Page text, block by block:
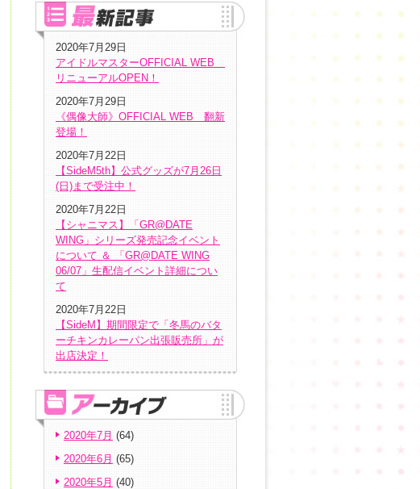
2020年7月29日
アイドルマスターOFFICIAL WEB
リニューアルOPEN！
2020年7月29日
《偶像大師》OFFICIAL WEB 翻新
登場！
2020年7月22日
【SideM5th】公式グッズが7月26日
(日)まで受注中！
2020年7月22日
【シャニマス】「GR@DATE
WING」シリーズ発売記念イベント
について ＆ 「GR@DATE WING
06/07」生配信イベント詳細につい
て
2020年7月22日
【SideM】期間限定で「冬馬のバタ
ーチキンカレーパン出張販売所」が
出店決定！
2020年7月 (64)
2020年6月 (65)
2020年5月 (40)